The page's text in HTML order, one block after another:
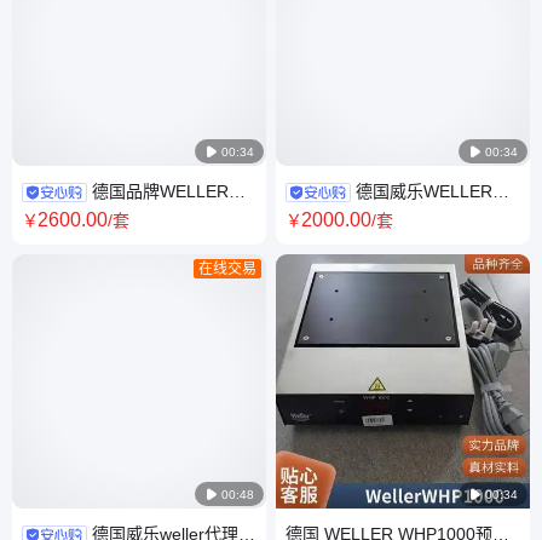
 00:34
德国品牌WELLER
WT2M WT2010MWT2020M
￥2600.00/套
 00:48
在线交易
德国威乐weller代理
 00:34
德国威乐WELLER恒
温数显WSD81i替代款WT1014
￥2000.00/套
 00:34
德国 WELLER WHP1000预热